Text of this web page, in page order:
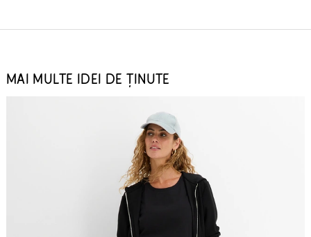
MAI MULTE IDEI DE ȚINUTE